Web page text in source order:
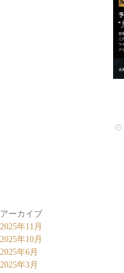
アーカイブ
2025年11月
2025年10月
2025年6月
2025年3月